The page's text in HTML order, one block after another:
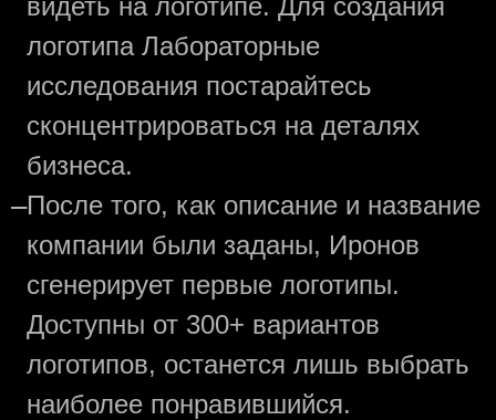
видеть на логотипе. Для создания
логотипа Лабораторные
исследования постарайтесь
сконцентрироваться на деталях
бизнеса.
—После того, как описание и название
компании были заданы, Иронов
сгенерирует первые логотипы.
Доступны от 300+ вариантов
логотипов, останется лишь выбрать
наиболее понравившийся.